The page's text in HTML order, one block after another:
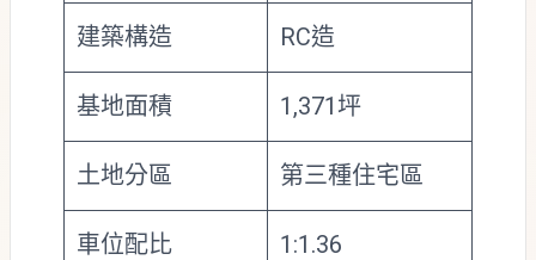
建築構造 RC造
基地面積 1,371坪
土地分區 第三種住宅區
車位配比 1:1.36